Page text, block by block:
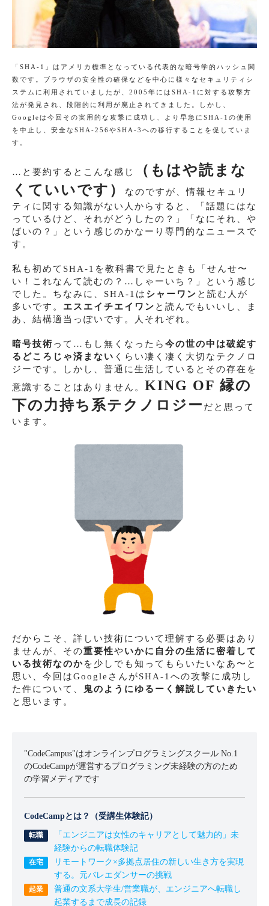
「SHA-1」はアメリカ標準となっている代表的な暗号学的ハッシュ関
数です。ブラウザの安全性の確保などを中心に様々なセキュリティシ
ステムに利用されていましたが、2005年にはSHA-1に対する攻撃方
法が発見され、段階的に利用が廃止されてきました。しかし、
Googleは今回その実用的な攻撃に成功し、より早急にSHA-1の使用
を中止し、安全なSHA-256やSHA-3への移行することを促していま
す。
…と要約するとこんな感じ
（もはや読まな
くていいです）
なのですが、情報セキュリ
ティに関する知識がない人からすると、「話題にはな
っているけど、それがどうしたの？」「なにそれ、や
ばいの？」という感じのかなーり専門的なニュースで
す。
私も初めてSHA-1を教科書で見たときも「せんせ〜
い！これなんて読むの？…しゃーいち？」という感じ
でした。ちなみに、SHA-1は シャーワン と読む人が
多いです。 エスエイチエイワン と読んでもいいし、ま
あ、結構適当っぽいです。人それぞれ。
暗号技術 って…もし無くなったら 今の世の中は破綻す
るどころじゃ済まない くらい凄く凄く大切なテクノロ
ジーです。しかし、普通に生活しているとその存在を
意識することはありません。 KING OF 縁の
下の力持ち系テクノロジー だと思って
います。
だからこそ、詳しい技術について理解する必要はあり
ませんが、その重要性やいかに自分の生活に密着して
いる技術なのかを少しでも知ってもらいたいなあ〜と
思い、今回はGoogleさんがSHA-1への攻撃に成功し
た件について、
鬼のようにゆるーく解説していきたい
と思います。
"CodeCampus"はオンラインプログラミングスクール No.1
のCodeCampが運営するプログラミング未経験の方のため
の学習メディアです
CodeCampとは？（受講生体験記）
「エンジニアは女性のキャリアとして魅力的」未
経験からの転職体験記
リモートワーク×多拠点居住の新しい生き方を実現
する。元バレエダンサーの挑戦
普通の文系大学生/営業職が、エンジニアへ転職し
起業するまで成長の記録